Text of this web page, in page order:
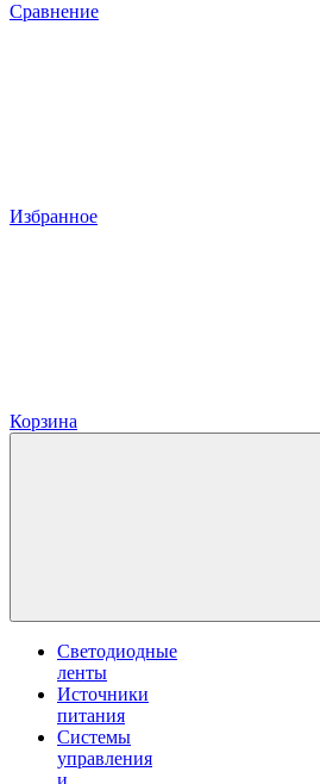
Сравнение
Избранное
Корзина
Светодиодные
ленты
Источники
питания
Системы
управления
и